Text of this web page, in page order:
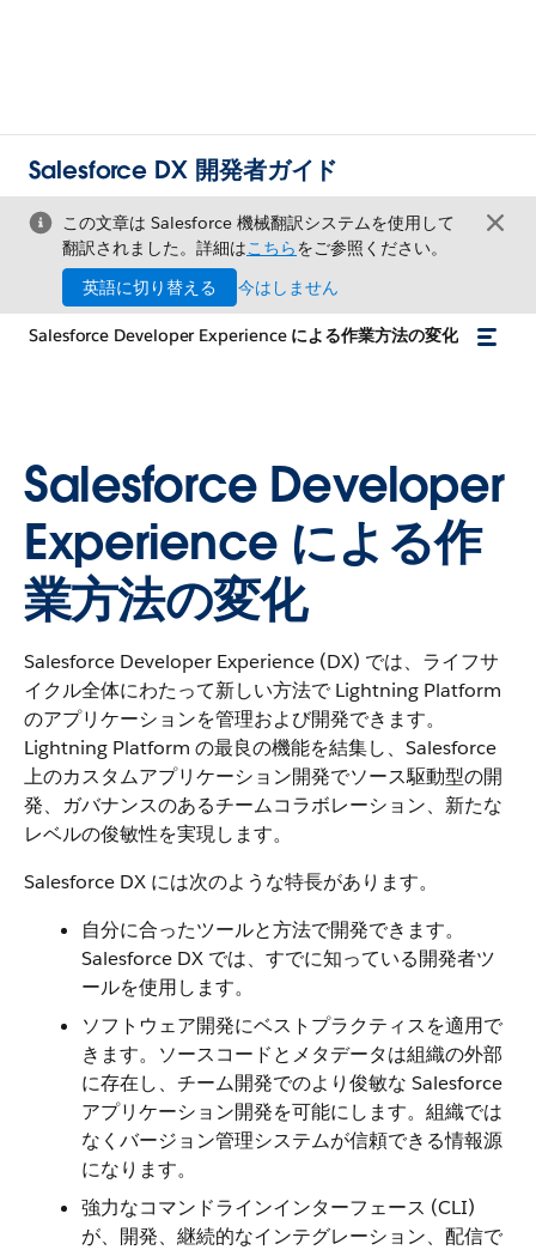
Salesforce DX 開発者ガイド
この文章は Salesforce 機械翻訳システムを使用して
翻訳されました。詳細はこちらをご参照ください。
英語に切り替える
今はしません
Salesforce Developer Experience による作業方法の変化
Salesforce Developer
Experience による作
業方法の変化
Salesforce Developer Experience (DX) では、ライフサ
イクル全体にわたって新しい方法で Lightning Platform
のアプリケーションを管理および開発できます。
Lightning Platform の最良の機能を結集し、Salesforce
上のカスタムアプリケーション開発でソース駆動型の開
発、ガバナンスのあるチームコラボレーション、新たな
レベルの俊敏性を実現します。
Salesforce DX には次のような特長があります。
自分に合ったツールと方法で開発できます。
Salesforce DX では、すでに知っている開発者ツ
ールを使用します。
ソフトウェア開発にベストプラクティスを適用で
きます。ソースコードとメタデータは組織の外部
に存在し、チーム開発でのより俊敏な Salesforce
アプリケーション開発を可能にします。組織では
なくバージョン管理システムが信頼できる情報源
になります。
強力なコマンドラインインターフェース (CLI)
が、開発、継続的なインテグレーション、配信で